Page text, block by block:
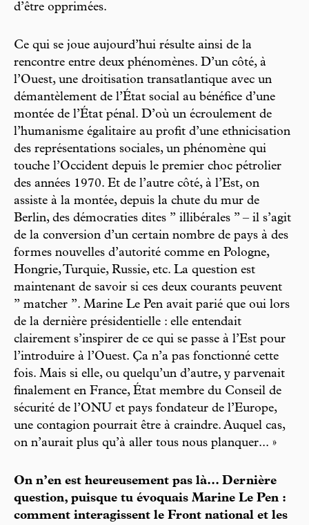
d’être opprimées.
Ce qui se joue aujourd’hui résulte ainsi de la
rencontre entre deux phénomènes. D’un côté, à
l’Ouest, une droitisation transatlantique avec un
démantèlement de l’État social au bénéfice d’une
montée de l’État pénal. D’où un écroulement de
l’humanisme égalitaire au profit d’une ethnicisation
des représentations sociales, un phénomène qui
touche l’Occident depuis le premier choc pétrolier
des années 1970. Et de l’autre côté, à l’Est, on
assiste à la montée, depuis la chute du mur de
Berlin, des démocraties dites ’’ illibérales ’’ – il s’agit
de la conversion d’un certain nombre de pays à des
formes nouvelles d’autorité comme en Pologne,
Hongrie, Turquie, Russie, etc. La question est
maintenant de savoir si ces deux courants peuvent
’’ matcher ’’. Marine Le Pen avait parié que oui lors
de la dernière présidentielle : elle entendait
clairement s’inspirer de ce qui se passe à l’Est pour
l’introduire à l’Ouest. Ça n’a pas fonctionné cette
fois. Mais si elle, ou quelqu’un d’autre, y parvenait
finalement en France, État membre du Conseil de
sécurité de l’ONU et pays fondateur de l’Europe,
une contagion pourrait être à craindre. Auquel cas,
on n’aurait plus qu’à aller tous nous planquer... »
On n’en est heureusement pas là... Dernière
question, puisque tu évoquais Marine Le Pen :
comment interagissent le Front national et les